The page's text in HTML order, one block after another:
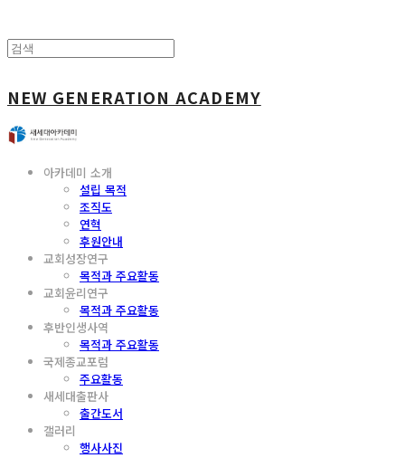
NEW GENERATION ACADEMY
아카데미 소개
설립 목적
조직도
연혁
후원안내
교회성장연구
목적과 주요활동
교회윤리연구
목적과 주요활동
후반인생사역
목적과 주요활동
국제종교포럼
주요활동
새세대출판사
출간도서
갤러리
행사사진